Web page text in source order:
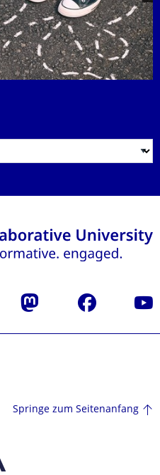
Mastodon Facebook
Springe zum Seitenanfang